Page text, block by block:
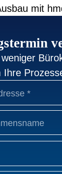
mit
Ihre